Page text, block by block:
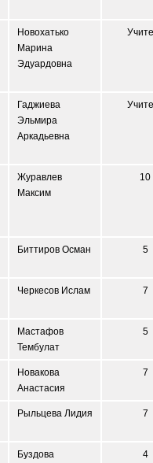
Новохатько
Марина
Эдуардовна
Гаджиева
Эльмира
Аркадьевна
Журавлев
Максим
10
Биттиров Осман 5
Черкесов Ислам 7
Мастафов
Тембулат
5
Новакова
Анастасия
7
Рыльцева Лидия 7
Буздова
4